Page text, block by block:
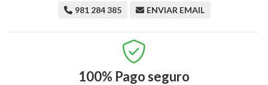
981 284 385 ENVIAR EMAIL
100% Pago seguro